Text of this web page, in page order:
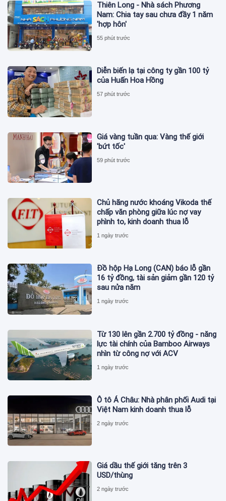
Thiên Long - Nhà sách Phương
Nam: Chia tay sau chưa đầy 1 năm
'hợp hôn'
55 phút trước
Diễn biến lạ tại công ty gần 100 tỷ
của Huấn Hoa Hồng
57 phút trước
Giá vàng tuần qua: Vàng thế giới
'bứt tốc'
59 phút trước
Chủ hãng nước khoáng Vikoda thế
chấp văn phòng giữa lúc nợ vay
phình to, kinh doanh thua lỗ
1 ngày trước
Đồ hộp Hạ Long (CAN) báo lỗ gần
16 tỷ đồng, tài sản giảm gần 120 tỷ
sau nửa năm
1 ngày trước
Từ 130 lên gần 2.700 tỷ đồng - năng
lực tài chính của Bamboo Airways
nhìn từ công nợ với ACV
1 ngày trước
Ô tô Á Châu: Nhà phân phối Audi tại
Việt Nam kinh doanh thua lỗ
2 ngày trước
Giá dầu thế giới tăng trên 3
USD/thùng
2 ngày trước